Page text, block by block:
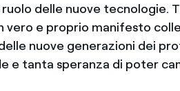
ruolo delle nuove tecnologie.
vero e proprio manifesto
nuove generazioni dei
e tanta speranza di poter